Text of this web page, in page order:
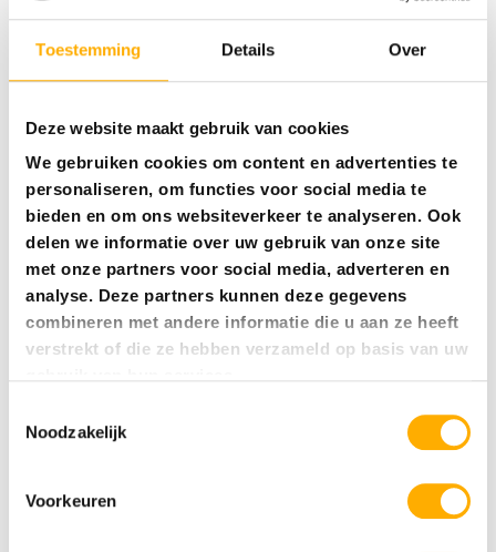
Toestemming Details Over
Deze website maakt gebruik van cookies
We gebruiken cookies om content en advertenties te
personaliseren, om functies voor social media te
bieden en om ons websiteverkeer te analyseren. Ook
delen we informatie over uw gebruik van onze site
met onze partners voor social media, adverteren en
analyse. Deze partners kunnen deze gegevens
combineren met andere informatie die u aan ze heeft
verstrekt of die ze hebben verzameld op basis van uw
Noodzakelijk
Voorkeuren
5 sterren campings
5 sterren campings Nederland
5 sterren campings Italië
5 sterren campings Kroatië
5 sterren campings Oostenrijk